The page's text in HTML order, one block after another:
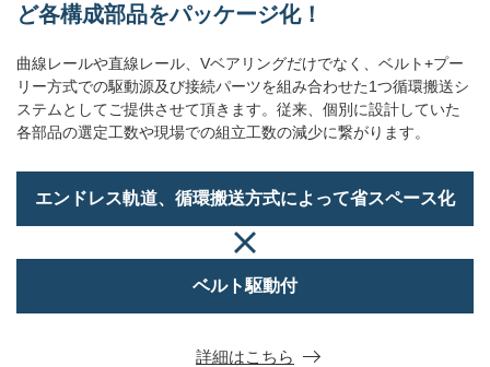
ど各構成部品をパッケージ化！
曲線レールや直線レール、Vベアリングだけでなく、ベルト+プー
リー方式での駆動源及び接続パーツを組み合わせた1つ循環搬送シ
ステムとしてご提供させて頂きます。従来、個別に設計していた
各部品の選定工数や現場での組立工数の減少に繋がります。
エンドレス軌道、循環搬送方式によって省スペース化
ベルト駆動付
詳細はこちら